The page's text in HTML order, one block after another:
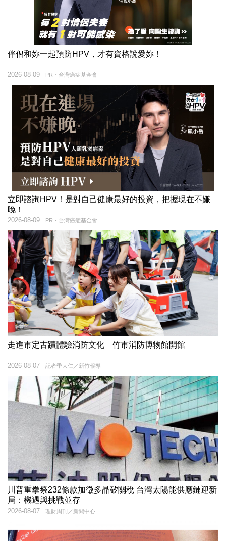
伴侶和妳一起預防HPV，才有資格說愛妳！
PR・台灣癌症基金會
2026-08-09
立即諮詢HPV！是對自己健康最好的投資，把握現在不嫌
晚！
PR・台灣癌症基金會
2026-08-09
走進市定古蹟體驗消防文化 竹市消防博物館開館
記者季大仁／新竹報導
2026-08-07
川普重拳祭232條款加徵多晶矽關稅 台灣太陽能供應鏈迎新
局：機遇與挑戰並存
理財周刊／新聞中心
2026-08-07